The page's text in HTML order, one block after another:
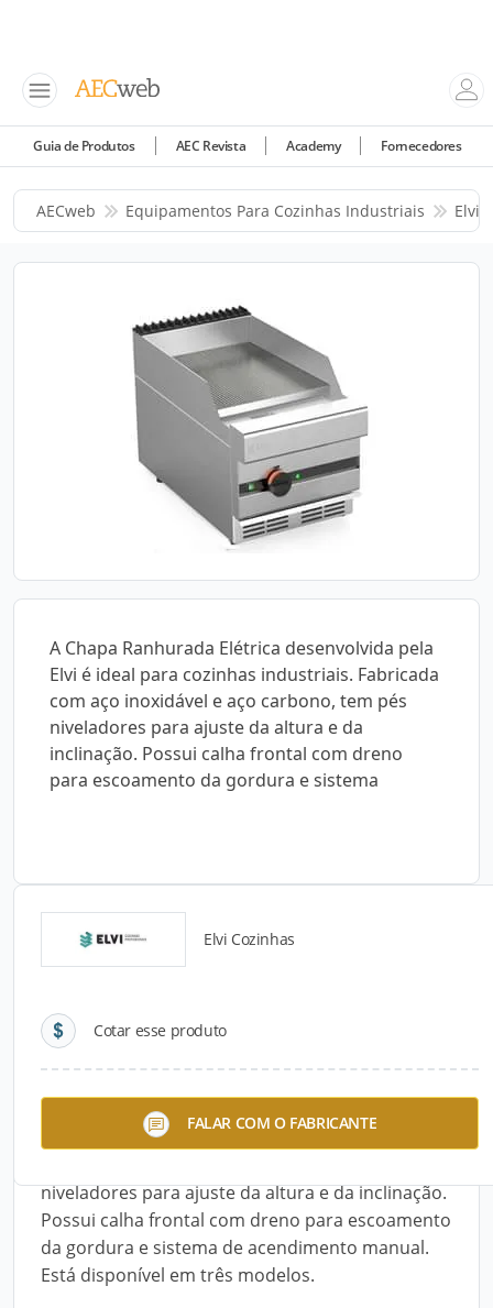
Guia de Produtos AEC Revista Academy Fornecedores
AECweb Equipamentos Para Cozinhas Industriais Elvi
A Chapa Ranhurada Elétrica desenvolvida pela
Elvi é ideal para cozinhas industriais. Fabricada
com aço inoxidável e aço carbono, tem pés
niveladores para ajuste da altura e da
inclinação. Possui calha frontal com dreno
para escoamento da gordura e sistema
Elvi Cozinhas
Cotar esse produto
FALAR COM O FABRICANTE
Detalhes do produto
Descrição do Produto
A Chapa Ranhurada Elétrica desenvolvida pela
Elvi é ideal para cozinhas industriais. Fabricada
niveladores para ajuste da altura e da inclinação.
Possui calha frontal com dreno para escoamento
da gordura e sistema de acendimento manual.
Está disponível em três modelos.